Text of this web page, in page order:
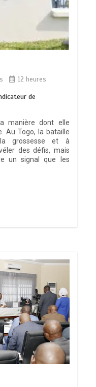
12 heures
de
manière dont elle
Au Togo, la bataille
grossesse et à
des défis, mais
un signal que les